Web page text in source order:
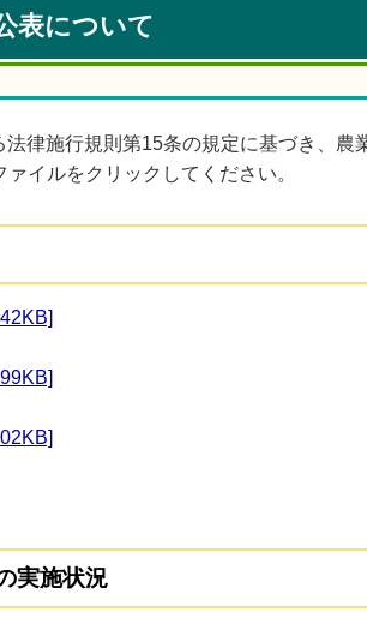
表について
律施行規則第15条の規定に基づき、農
イルをクリックしてください。
実施状況